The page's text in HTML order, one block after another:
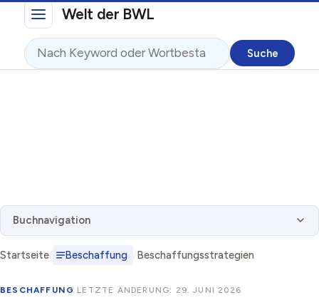
Direkt zum InhaltWelt der BWL
Suche
Buchnavigation
Startseite Beschaffung Beschaffungsstrategien
BESCHAFFUNG · LETZTE ÄNDERUNG: 29. JUNI 2026